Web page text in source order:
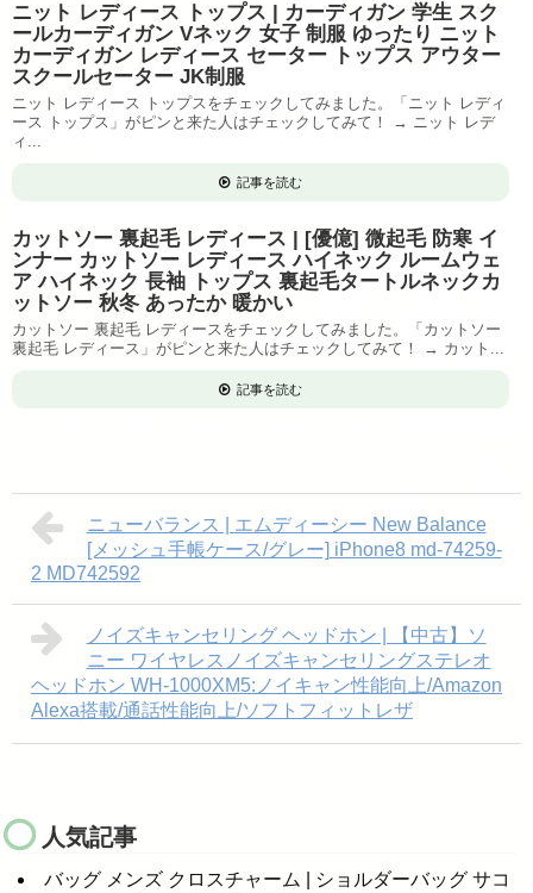
ニット レディース トップス | カーディガン 学生 スク
ールカーディガン Vネック 女子 制服 ゆったり ニット
カーディガン レディース セーター トップス アウター
スクールセーター JK制服
ニット レディース トップスをチェックしてみました。「ニット レディ
ース トップス」がピンと来た人はチェックしてみて！ → ニット レデ
ィ...
記事を読む
カットソー 裏起毛 レディース | [優億] 微起毛 防寒 イ
ンナー カットソー レディース ハイネック ルームウェ
ア ハイネック 長袖 トップス 裏起毛タートルネックカ
ットソー 秋冬 あったか 暖かい
カットソー 裏起毛 レディースをチェックしてみました。「カットソー
裏起毛 レディース」がピンと来た人はチェックしてみて！ → カット...
記事を読む
ニューバランス | エムディーシー New Balance
[メッシュ手帳ケース/グレー] iPhone8 md-74259-
2 MD742592
ノイズキャンセリング ヘッドホン | 【中古】ソ
ニー ワイヤレスノイズキャンセリングステレオ
ヘッドホン WH-1000XM5:ノイキャン性能向上/Amazon
Alexa搭載/通話性能向上/ソフトフィットレザ
人気記事
バッグ メンズ クロスチャーム | ショルダーバッグ サコ